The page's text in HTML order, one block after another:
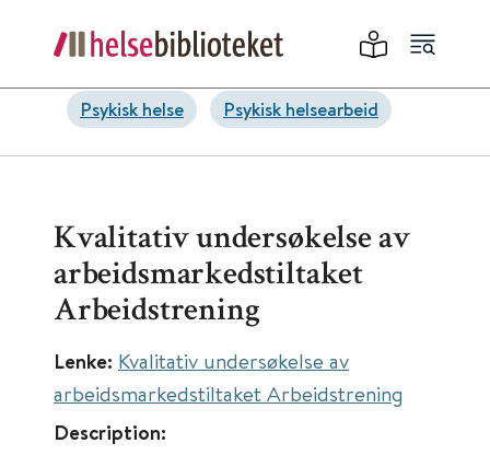
Psykisk helse Psykisk helsearbeid
Kvalitativ undersøkelse av
arbeidsmarkedstiltaket
Arbeidstrening
Lenke: Kvalitativ undersøkelse av
arbeidsmarkedstiltaket Arbeidstrening
Description: